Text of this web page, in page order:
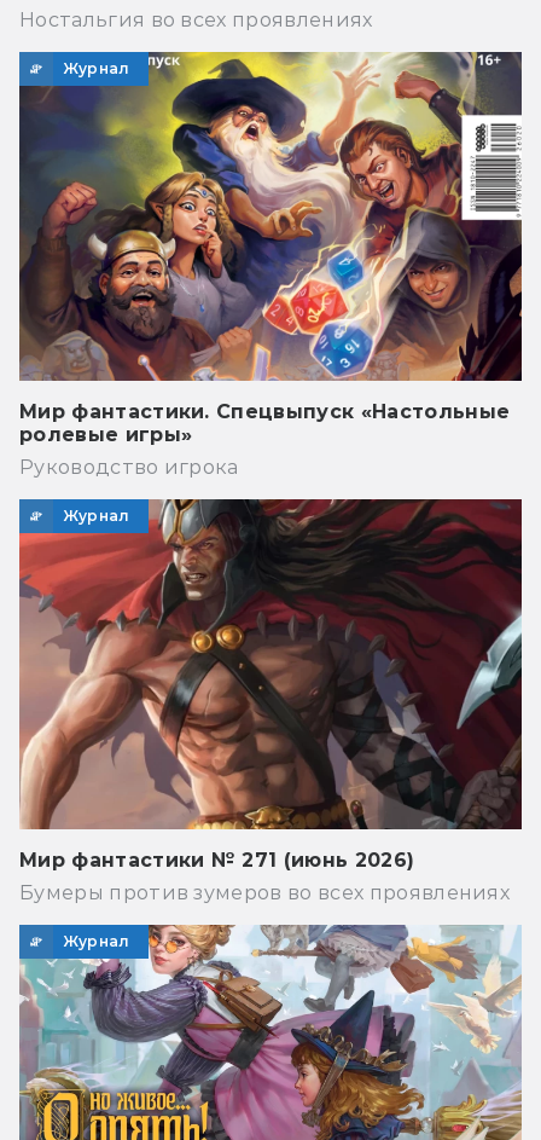
Ностальгия во всех проявлениях
Журнал
Мир фантастики. Спецвыпуск «Настольные
ролевые игры»
Руководство игрока
Журнал
Мир фантастики № 271 (июнь 2026)
Бумеры против зумеров во всех проявлениях
Журнал